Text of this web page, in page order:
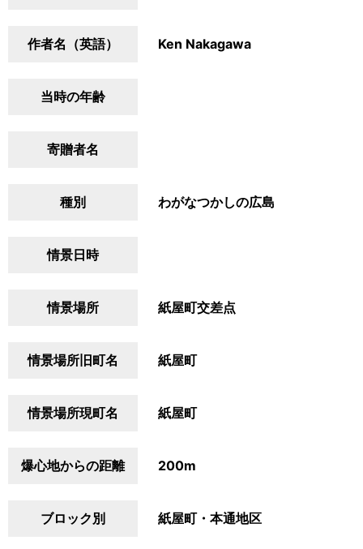
作者名（英語） Ken Nakagawa
当時の年齢
寄贈者名
種別 わがなつかしの広島
情景日時
情景場所 紙屋町交差点
情景場所旧町名 紙屋町
情景場所現町名 紙屋町
爆心地からの距離 200m
ブロック別 紙屋町・本通地区